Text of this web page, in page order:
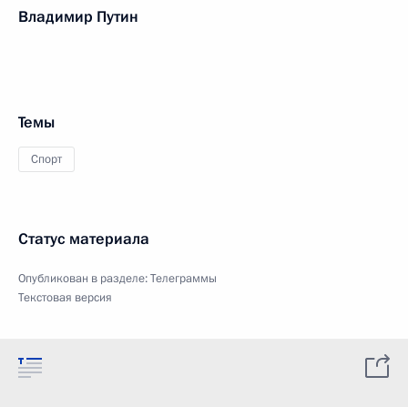
Владимир Путин
Темы
Спорт
Статус материала
Опубликован в разделе:Телеграммы
Текстовая версия